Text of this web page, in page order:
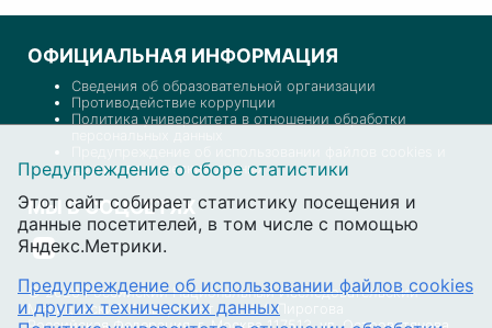
ОФИЦИАЛЬНАЯ ИНФОРМАЦИЯ
Сведения об образовательной организации
Противодействие коррупции
Политика университета в отношении обработки
других технических данных
МЫ В СОЦСЕТЯХ
© 2026 Российский Национальный Исследовательский
Медицинский Университет им. Н.И. Пирогова
Предупреждение о сборе статистики
Этот сайт собирает статистику посещения и
данные посетителей, в том числе с помощью
Яндекс.Метрики.
Предупреждение об использовании файлов cookies
и других технических данных